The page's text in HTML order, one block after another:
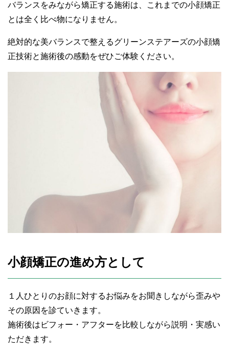
バランスをみながら矯正する施術は、これまでの小顔矯正
とは全く比べ物になりません。
絶対的な美バランスで整えるグリーンステアーズの小顔矯
正技術と施術後の感動をぜひご体験ください。
小顔矯正の進め方として
１人ひとりのお顔に対するお悩みをお聞きしながら歪みや
その原因を診ていきます。
施術後はビフォー・アフターを比較しながら説明・実感い
ただきます。